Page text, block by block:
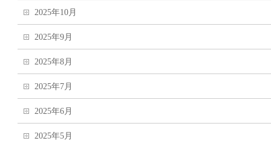
2025年10月
2025年9月
2025年8月
2025年7月
2025年6月
2025年5月